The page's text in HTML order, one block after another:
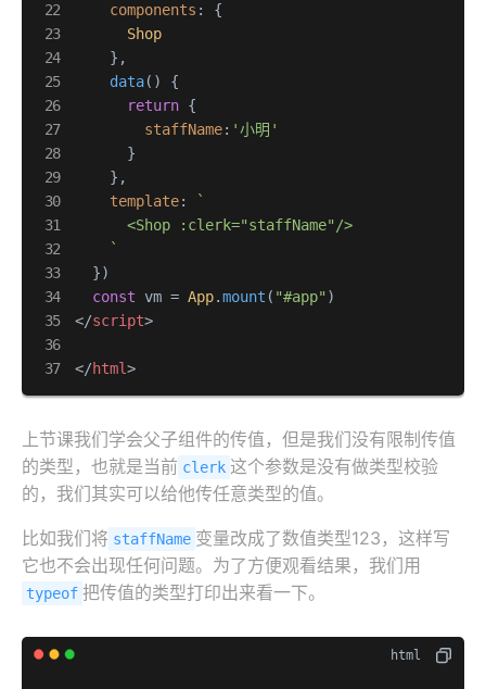
components : {
Shop
    },
data( ) {
return {
staffName: '小明'
      }
    },
template:
`
      <Shop :clerk="staffName"/>
    `
  })
const vm = App.mount ( "#app"
</script>
</html>
上节课我们学会父子组件的传值，但是我们没有限制传值
的类型，也就是当前 clerk 这个参数是没有做类型校验
的，我们其实可以给他传任意类型的值。
比如我们将 staffName 变量改成了数值类型123，这样写
它也不会出现任何问题。为了方便观看结果，我们用
typeof 把传值的类型打印出来看一下。